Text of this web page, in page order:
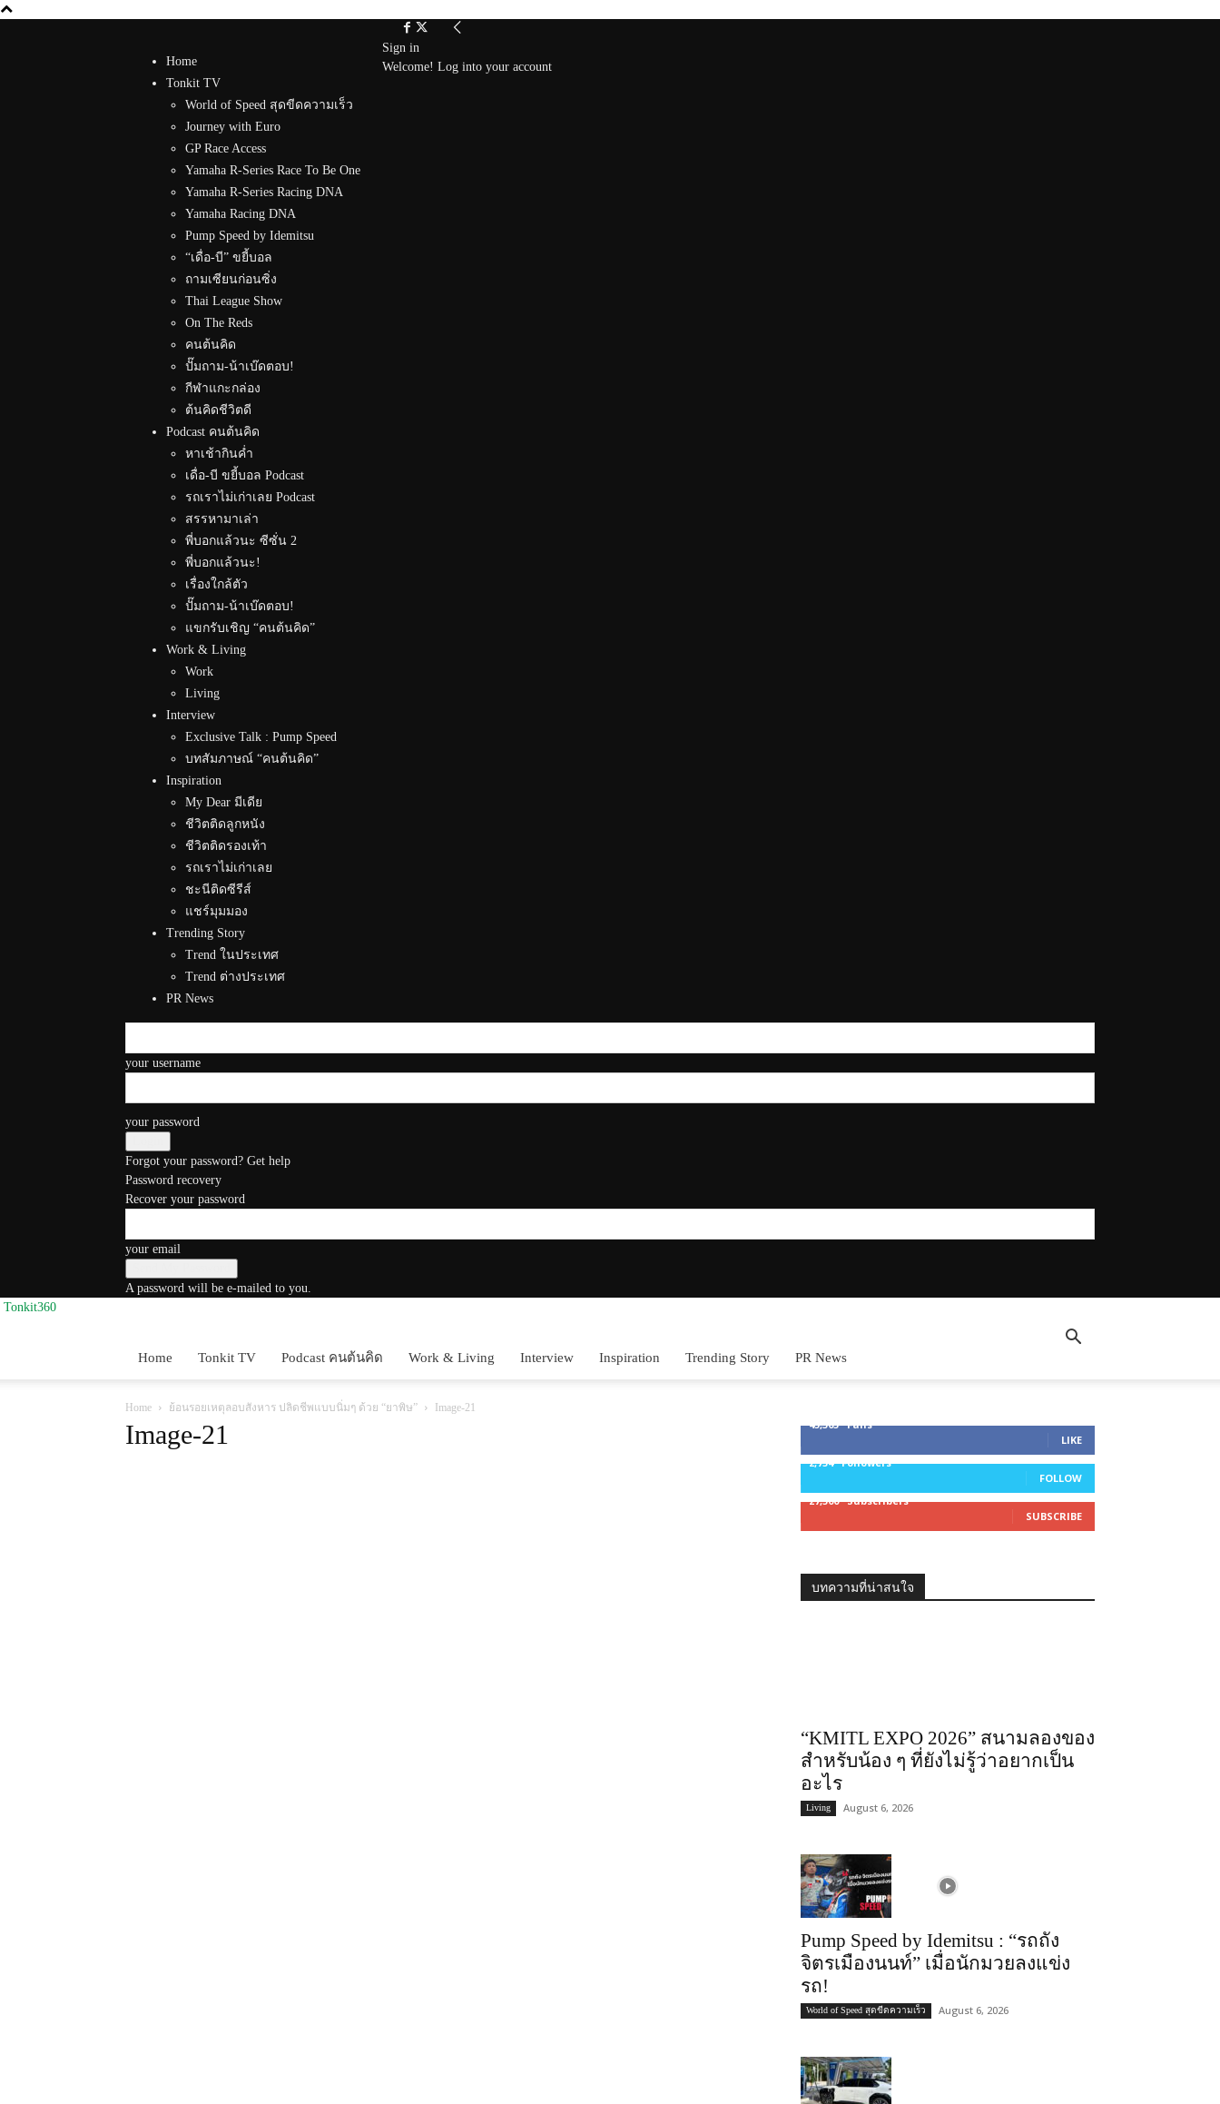
Home
Tonkit TV
World of Speed สุดขีดความเร็ว
Journey with Euro
GP Race Access
Yamaha R-Series Race To Be One
Yamaha R-Series Racing DNA
Yamaha Racing DNA
Pump Speed by Idemitsu
“เดื่อ-บี” ขยี้บอล
ถามเซียนก่อนซิ่ง
Thai League Show
On The Reds
คนต้นคิด
ปั๊มถาม-น้าเบ๊ดตอบ!
กีฬาแกะกล่อง
ต้นคิดชีวิตดี
Podcast คนต้นคิด
หาเช้ากินค่ำ
เดื่อ-บี ขยี้บอล Podcast
รถเราไม่เก่าเลย Podcast
สรรหามาเล่า
พี่บอกแล้วนะ ซีซั่น 2
พี่บอกแล้วนะ!
เรื่องใกล้ตัว
ปั๊มถาม-น้าเบ๊ดตอบ!
แขกรับเชิญ “คนต้นคิด”
Work & Living
Work
Living
Interview
Exclusive Talk : Pump Speed
บทสัมภาษณ์ “คนต้นคิด”
Inspiration
My Dear มีเดีย
ชีวิตติดลูกหนัง
ชีวิตติดรองเท้า
รถเราไม่เก่าเลย
ชะนีติดซีรีส์
แชร์มุมมอง
Trending Story
Trend ในประเทศ
Trend ต่างประเทศ
PR News
Sign in
Welcome! Log into your account
your username
your password
Forgot your password? Get help
Password recovery
Recover your password
your email
A password will be e-mailed to you.
Tonkit360
Home Tonkit TV Podcast คนต้นคิด Work & Living Interview Inspiration Trending Story PR News
Home ย้อนรอยเหตุลอบสังหาร ปลิดชีพแบบนิ่มๆ ด้วย “ยาพิษ” Image-21
Image-21 45,305 Fans
LIKE
2,754
Followers
FOLLOW
27,500 Subscribers
SUBSCRIBE
บทความที่น่าสนใจ
สำหรับน้อง ๆ ที่ยังไม่รู้ว่าอยากเป็น
อะไร
Living
Pump Speed by Idemitsu : “รถถัง
จิตรเมืองนนท์” เมื่อนักมวยลงแข่ง
รถ!
World of Speed สุดขีดความเร็ว